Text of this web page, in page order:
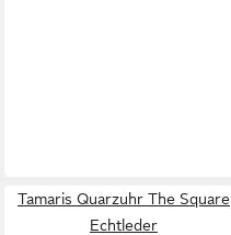
Tamaris Quarzuhr The Square
Echtleder